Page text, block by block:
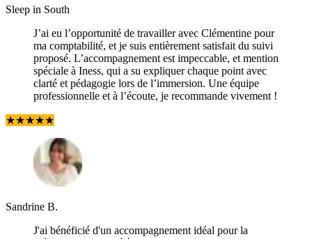
Sleep in South
J’ai eu l’opportunité de travailler avec Clémentine pour
ma comptabilité, et je suis entièrement satisfait du suivi
proposé. L’accompagnement est impeccable, et mention
spéciale à Iness, qui a su expliquer chaque point avec
clarté et pédagogie lors de l’immersion. Une équipe
professionnelle et à l’écoute, je recommande vivement !
★★★★★
Sandrine B.
J'ai bénéficié d'un accompagnement idéal pour la